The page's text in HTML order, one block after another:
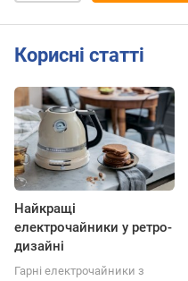
Корисні статті
Найкращі
електрочайники у ретро-
дизайні
Гарні електрочайники з